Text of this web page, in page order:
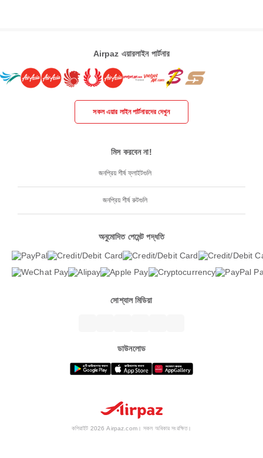
Airpaz এয়ারলাইন পার্টনার
সকল এয়ার লাইন পার্টনারদের দেখুন
মিস করবেন না!
জনপ্রিয় শীর্ষ ফ্লাইটগুলি
জনপ্রিয় শীর্ষ রুটগুলি
অনুমোদিত পেমেন্ট পদ্ধতি
সোশ্যাল মিডিয়া
ডাউনলোড
কপিরাইট 2026 Airpaz.com। সকল অধিকার সংরক্ষিত।